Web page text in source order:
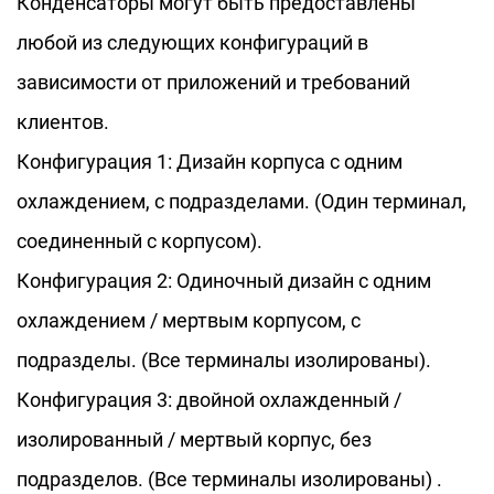
конденсатор RFM 1500KVAR также обладает
электрическими характеристиками,
включая низкую потерю, высокую
обеспечивая твердую гарантию для
безопасной и стабильной работы
энергосистемы. Его компактная
конструкция конструкции и удобная
установка и обслуживание уменьшают
рабочую нагрузку установки на месте и
облегчают последующую работу и
управление обслуживанием. Индуктивный
любой из следующих конфигураций в
зависимости от приложений и требований
клиентов.
Конфигурация 1: Дизайн корпуса с одним
охлаждением, с подразделами. (Один терминал,
соединенный с корпусом).
Конфигурация 2: Одиночный дизайн с одним
охлаждением / мертвым корпусом, с
подразделы. (Все терминалы изолированы).
Конфигурация 3: двойной охлажденный /
изолированный / мертвый корпус, без
подразделов. (Все терминалы изолированы) .